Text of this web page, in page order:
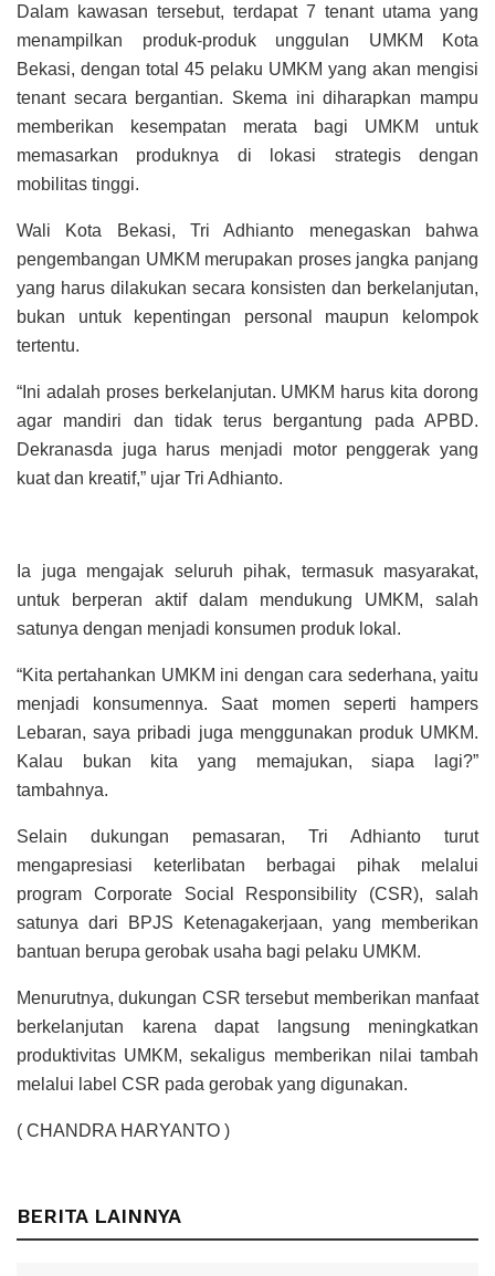
Dalam kawasan tersebut, terdapat 7 tenant utama yang
menampilkan produk-produk unggulan UMKM Kota
Bekasi, dengan total 45 pelaku UMKM yang akan mengisi
tenant secara bergantian. Skema ini diharapkan mampu
memberikan kesempatan merata bagi UMKM untuk
memasarkan produknya di lokasi strategis dengan
mobilitas tinggi.
Wali Kota Bekasi, Tri Adhianto menegaskan bahwa
pengembangan UMKM merupakan proses jangka panjang
yang harus dilakukan secara konsisten dan berkelanjutan,
bukan untuk kepentingan personal maupun kelompok
tertentu.
“Ini adalah proses berkelanjutan. UMKM harus kita dorong
agar mandiri dan tidak terus bergantung pada APBD.
Dekranasda juga harus menjadi motor penggerak yang
kuat dan kreatif,” ujar Tri Adhianto.
Ia juga mengajak seluruh pihak, termasuk masyarakat,
untuk berperan aktif dalam mendukung UMKM, salah
satunya dengan menjadi konsumen produk lokal.
“Kita pertahankan UMKM ini dengan cara sederhana, yaitu
menjadi konsumennya. Saat momen seperti hampers
Lebaran, saya pribadi juga menggunakan produk UMKM.
Kalau bukan kita yang memajukan, siapa lagi?”
tambahnya.
Selain dukungan pemasaran, Tri Adhianto turut
mengapresiasi keterlibatan berbagai pihak melalui
program Corporate Social Responsibility (CSR), salah
satunya dari BPJS Ketenagakerjaan, yang memberikan
bantuan berupa gerobak usaha bagi pelaku UMKM.
Menurutnya, dukungan CSR tersebut memberikan manfaat
berkelanjutan karena dapat langsung meningkatkan
produktivitas UMKM, sekaligus memberikan nilai tambah
melalui label CSR pada gerobak yang digunakan.
( CHANDRA HARYANTO )
BERITA LAINNYA